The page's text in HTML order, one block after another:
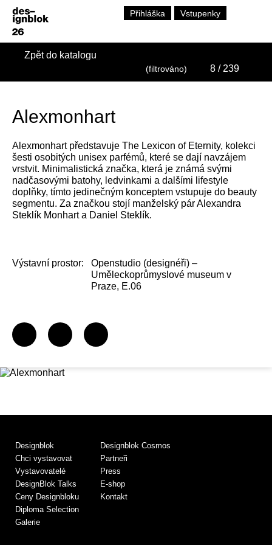
Přihláška Vstupenky
Zpět do katalogu
(filtrováno) 8 / 239
Alexmonhart
Alexmonhart představuje The Lexicon of Eternity, kolekci
šesti osobitých unisex parfémů, které se dají navzájem
vrstvit. Minimalistická značka, která je známá svými
nadčasovými batohy, ledvinkami a dalšími lifestyle
doplňky, tímto jedinečným konceptem vstupuje do beauty
segmentu. Za značkou stojí manželský pár Alexandra
Steklík Monhart a Daniel Steklík.
Výstavní prostor:
Openstudio (designéři) –
Uměleckoprůmyslové museum v
Praze, E.06
Designblok
Chci vystavovat
Vystavovatelé
DesignBlok Talks
Ceny Designbloku
Diploma Selection
Galerie
Designblok Cosmos
Partneři
Press
E-shop
Kontakt